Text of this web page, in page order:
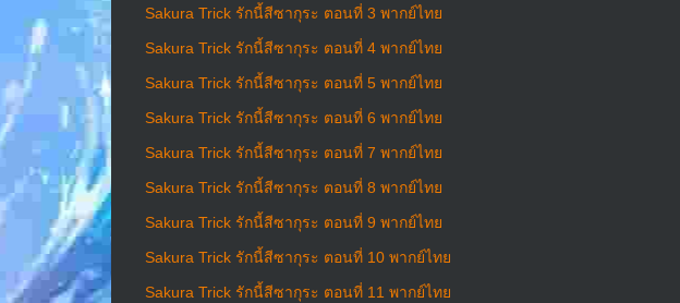
Sakura Trick รักนี้สีซากุระ ตอนที่ 3 พากย์ไทย
Sakura Trick รักนี้สีซากุระ ตอนที่ 4 พากย์ไทย
Sakura Trick รักนี้สีซากุระ ตอนที่ 5 พากย์ไทย
Sakura Trick รักนี้สีซากุระ ตอนที่ 6 พากย์ไทย
Sakura Trick รักนี้สีซากุระ ตอนที่ 7 พากย์ไทย
Sakura Trick รักนี้สีซากุระ ตอนที่ 8 พากย์ไทย
Sakura Trick รักนี้สีซากุระ ตอนที่ 9 พากย์ไทย
Sakura Trick รักนี้สีซากุระ ตอนที่ 10 พากย์ไทย
Sakura Trick รักนี้สีซากุระ ตอนที่ 11 พากย์ไทย